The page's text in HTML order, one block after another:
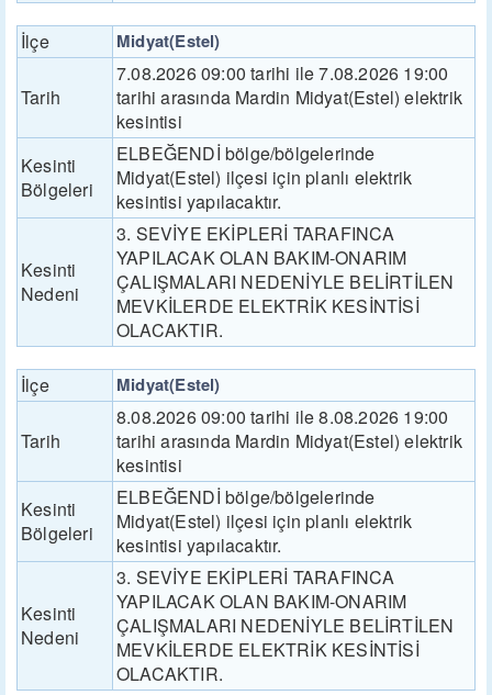
İlçe Midyat(Estel)
Tarih
7.08.2026 09:00 tarihi ile 7.08.2026 19:00
tarihi arasında Mardin Midyat(Estel) elektrik
kesintisi
Kesinti
Bölgeleri
ELBEĞENDİ bölge/bölgelerinde
Midyat(Estel) ilçesi için planlı elektrik
kesintisi yapılacaktır.
Kesinti
Nedeni
3. SEVİYE EKİPLERİ TARAFINCA
YAPILACAK OLAN BAKIM-ONARIM
ÇALIŞMALARI NEDENİYLE BELİRTİLEN
MEVKİLERDE ELEKTRİK KESİNTİSİ
OLACAKTIR.
İlçe Midyat(Estel)
Tarih
8.08.2026 09:00 tarihi ile 8.08.2026 19:00
tarihi arasında Mardin Midyat(Estel) elektrik
kesintisi
Kesinti
Bölgeleri
ELBEĞENDİ bölge/bölgelerinde
Midyat(Estel) ilçesi için planlı elektrik
kesintisi yapılacaktır.
Kesinti
Nedeni
3. SEVİYE EKİPLERİ TARAFINCA
YAPILACAK OLAN BAKIM-ONARIM
ÇALIŞMALARI NEDENİYLE BELİRTİLEN
MEVKİLERDE ELEKTRİK KESİNTİSİ
OLACAKTIR.